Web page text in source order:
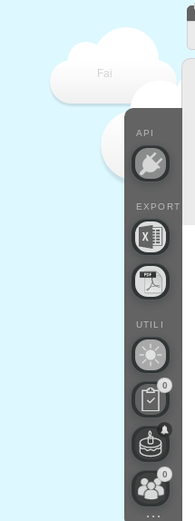
Fai
API
EXPORT
UTILI
0
0
...